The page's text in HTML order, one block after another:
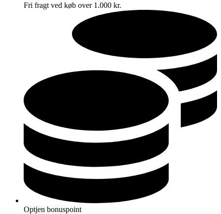
Fri fragt ved køb over 1.000 kr.
Optjen bonuspoint